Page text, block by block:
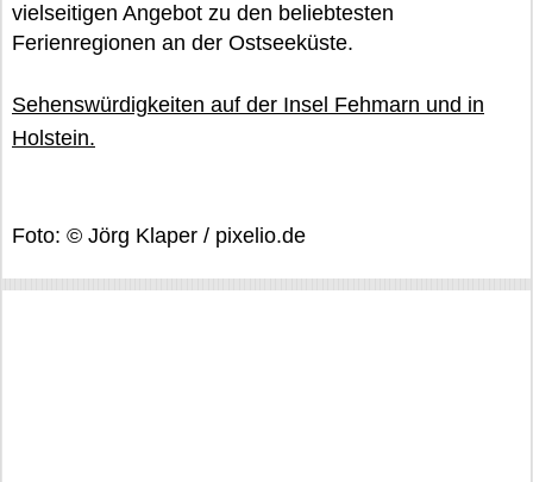
vielseitigen Angebot zu den beliebtesten
Ferienregionen an der Ostseeküste.
Sehenswürdigkeiten auf der Insel Fehmarn und in
Holstein.
Foto: © Jörg Klaper / pixelio.de